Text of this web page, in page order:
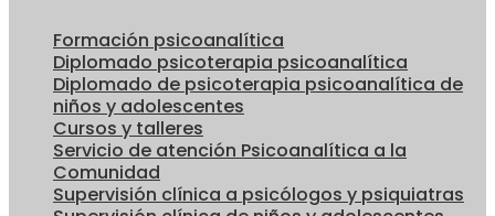
Formación psicoanalítica
Diplomado psicoterapia psicoanalítica
Diplomado de psicoterapia psicoanalítica de
niños y adolescentes
Cursos y talleres
Servicio de atención Psicoanalítica a la
Comunidad
Supervisión clínica a psicólogos y psiquiatras